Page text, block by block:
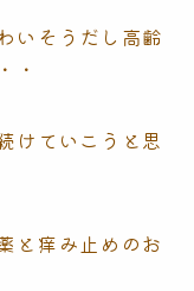
いそうだし高齢
・
けていこうと思
と痒み止めのお